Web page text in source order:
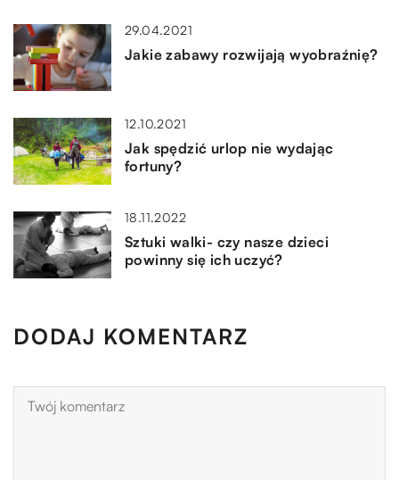
29.04.2021
Jakie zabawy rozwijają wyobraźnię?
12.10.2021
Jak spędzić urlop nie wydając
fortuny?
18.11.2022
Sztuki walki- czy nasze dzieci
powinny się ich uczyć?
DODAJ KOMENTARZ